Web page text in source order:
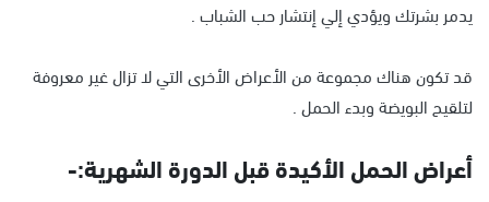
يدمر بشرتك ويؤدي إلي إنتشار حب الشباب .
قد تكون هناك مجموعة من الأعراض الأخرى التي لا تزال غير معروفة
لتلقيح البويضة وبدء الحمل .
أعراض الحمل الأكيدة قبل الدورة الشهرية:-